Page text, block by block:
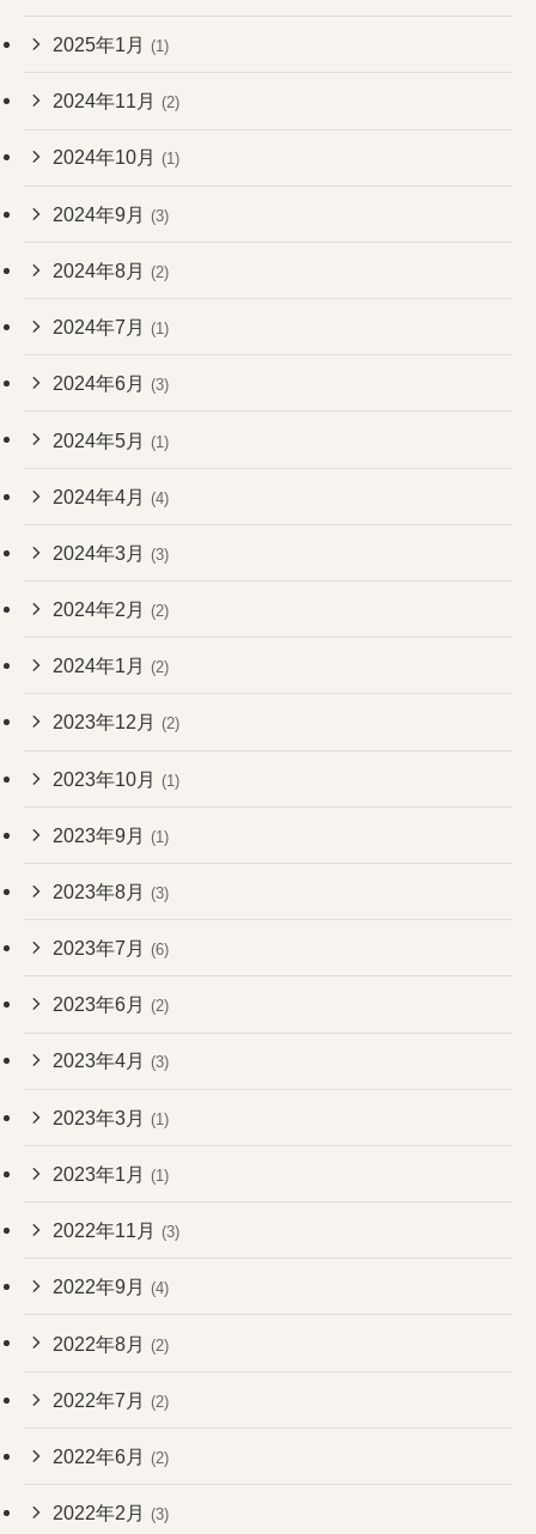
2025年1月 (1)
2024年11月 (2)
2024年10月 (1)
2024年9月 (3)
2024年8月 (2)
2024年7月 (1)
2024年6月 (3)
2024年5月 (1)
2024年4月 (4)
2024年3月 (3)
2024年2月 (2)
2024年1月 (2)
2023年12月 (2)
2023年10月 (1)
2023年9月 (1)
2023年8月 (3)
2023年7月 (6)
2023年6月 (2)
2023年4月 (3)
2023年3月 (1)
2023年1月 (1)
2022年11月 (3)
2022年9月 (4)
2022年8月 (2)
2022年7月 (2)
2022年6月 (2)
2022年2月 (3)